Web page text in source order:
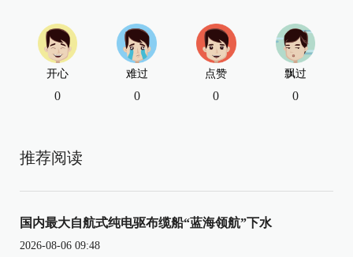
开心
0
难过
0
点赞
0
飘过
0
推荐阅读
国内最大自航式纯电驱布缆船“蓝海领航”下水
2026-08-06 09:48